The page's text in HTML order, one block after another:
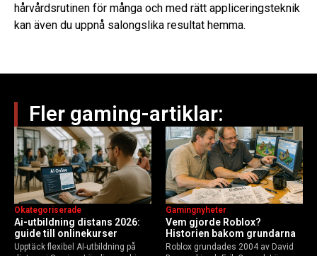
hårvårdsrutinen för många och med rätt appliceringsteknik
kan även du uppnå salongslika resultat hemma.
Fler gaming-artiklar:
Ai-utbildning distans 2026:
guide till onlinekurser
Okategoriserade
Upptäck flexibel AI-utbildning på
Vem gjorde Roblox?
Historien bakom grundarna
Gamingnyheter
Roblox grundades 2004 av David